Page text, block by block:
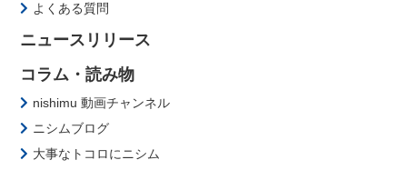
よくある質問
ニュースリリース
コラム・読み物
nishimu 動画チャンネル
ニシムブログ
大事なトコロにニシム